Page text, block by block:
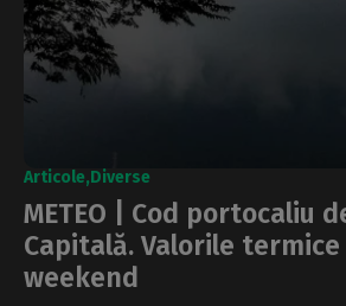
Articole Diverse
METEO | Cod portocaliu
Capitală. Valorile
weekend